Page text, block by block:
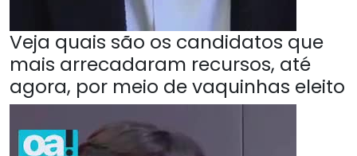
Veja quais são os candidatos que
mais arrecadaram recursos, até
agora, por meio de vaquinhas eleito